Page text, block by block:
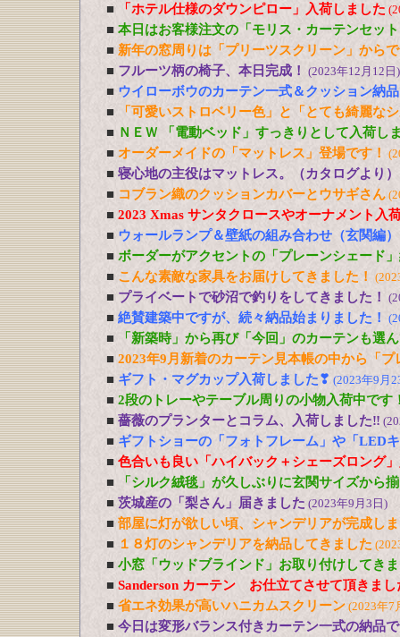
■ 「ホテル仕様のダウンピロー」入荷しました
■ 本日はお客様注文の「モリス・カーテンセッ
■ 新年の窓周りは「プリーツスクリーン」から
■ フルーツ柄の椅子、本日完成！ (2023年12月12日)
■ ウイローボウのカーテン一式＆クッション納
■
「可愛いストロベリー色」と「とても綺麗な
■ ＮＥＷ 「電動ベッド」すっきりとして入荷し
■ オーダーメイドの「マットレス」登場です！
■ 寝心地の主役はマットレス。（カタログより）
■ コブラン織のクッションカバーとウサギさん
■ 2023 Xmas サンタクロースやオーナメント入
■ ウォールランプ＆壁紙の組み合わせ（玄関編）
■ ボーダーがアクセントの「プレーンシェード
■ こんな素敵な家具をお届けしてきました！
■ プライベートで砂沼で釣りをしてきました！
■ 絶賛建築中ですが、続々納品始まりました！
■
「新築時」から再び「今回」のカーテンも選
■ 2023年9月新着のカーテン見本帳の中から「
■ ギフト・マグカップ入荷しました❣ (2023年9月
■ 2段のトレーやテーブル周りの小物入荷中です
■ 薔薇のプランターとコラム、入荷しました‼
■ ギフトショーの「フォトフレーム」や「LED
■ 色合いも良い「ハイバック＋シェーズロング
■
「シルク絨毯」が久しぶりに玄関サイズから
■ 茨城産の「梨さん」届きました (2023年9月3日)
■ 部屋に灯が欲しい頃、シャンデリアが完成し
■ １８灯のシャンデリアを納品してきました
■ 小窓「ウッドブラインド」お取り付けしてき
■ Sanderson カーテン お仕立てさせて頂きまし
■ 省エネ効果が高いハニカムスクリーン (2023年7
■ 今日は変形バランス付きカーテン一式の納品